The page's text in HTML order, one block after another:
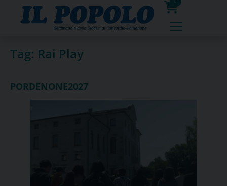
0
prodotti
Tag: Rai Play
PORDENONE2027